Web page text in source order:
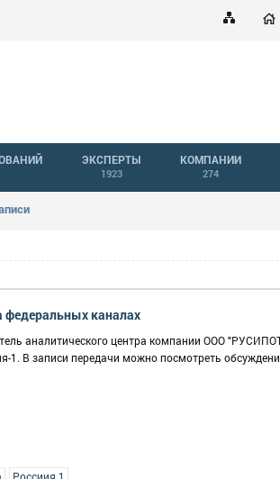
ЭКСПЕРТЫ
1923
КОМПАНИИ
274
каналах
аналитического центра компании ООО
1. В записи передачи можно посмотреть
Россиия 1